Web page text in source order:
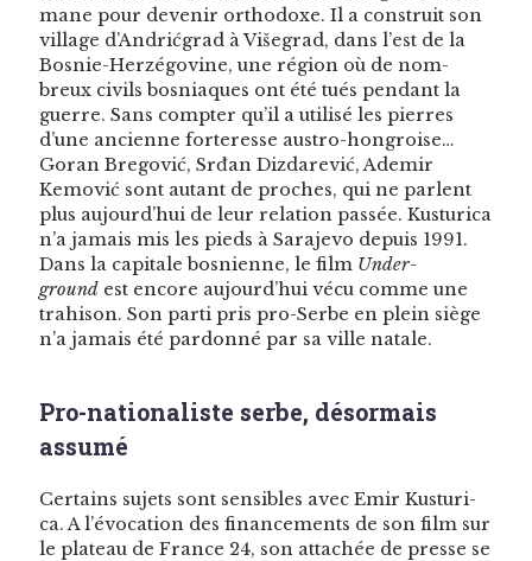
mane pour devenir ortho­doxe. Il a con­stru­it son
vil­lage d’Andrićgrad à Više­grad, dans l’est de la
Bosnie-Herzé­govine, une région où de nom­
breux civils bosni­aques ont été tués pen­dant la
guerre. Sans compter qu’il a util­isé les pier­res
d’une anci­enne forter­esse aus­tro-hon­groise…
Goran Bre­gov­ić, Srđan Diz­dare­vić, Ademir
Kemović sont autant de proches, qui ne par­lent
plus aujourd’hui de leur rela­tion passée. Kus­turi­ca
n’a jamais mis les pieds à Sara­je­vo depuis 1991.
Dans la cap­i­tale bosni­enne, le film Under­
ground est encore aujourd’hui vécu comme une
trahi­son. Son par­ti pris pro-Serbe en plein siège
n’a jamais été par­don­né par sa ville natale.
Pro-nationaliste serbe, désormais
assumé
Cer­tains sujets sont sen­si­bles avec Emir Kus­turi­
ca. A l’évocation des finance­ments de son film sur
le plateau de France 24, son attachée de presse se